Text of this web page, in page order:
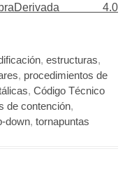
4.0
, estructuras,
, procedimientos de
, Código Técnico
de contención,
down, tornapuntas